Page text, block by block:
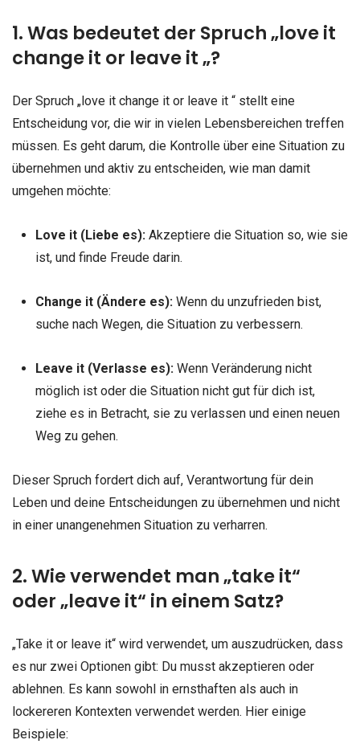
1. Was bedeutet der Spruch „love it
change it or leave it „?
Der Spruch „love it change it or leave it “ stellt eine
Entscheidung vor, die wir in vielen Lebensbereichen treffen
müssen. Es geht darum, die Kontrolle über eine Situation zu
übernehmen und aktiv zu entscheiden, wie man damit
umgehen möchte:
Love it (Liebe es):Akzeptiere die Situation so, wie sie
ist, und finde Freude darin.
Change it (Ändere es):Wenn du unzufrieden bist,
suche nach Wegen, die Situation zu verbessern.
Leave it (Verlasse es):Wenn Veränderung nicht
möglich ist oder die Situation nicht gut für dich ist,
ziehe es in Betracht, sie zu verlassen und einen neuen
Weg zu gehen.
Dieser Spruch fordert dich auf, Verantwortung für dein
Leben und deine Entscheidungen zu übernehmen und nicht
in einer unangenehmen Situation zu verharren.
2. Wie verwendet man „take it“
oder „leave it“ in einem Satz?
„Take it or leave it“ wird verwendet, um auszudrücken, dass
es nur zwei Optionen gibt: Du musst akzeptieren oder
ablehnen. Es kann sowohl in ernsthaften als auch in
lockereren Kontexten verwendet werden. Hier einige
Beispiele: